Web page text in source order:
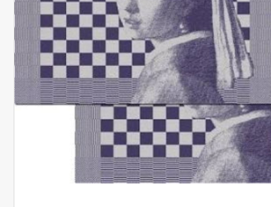
Op Tafel
Koffie & Thee